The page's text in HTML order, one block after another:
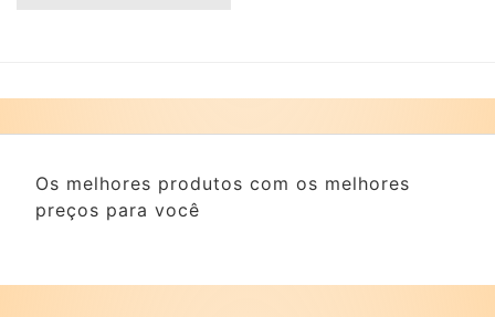
Os melhores produtos com os melhores
preços para você